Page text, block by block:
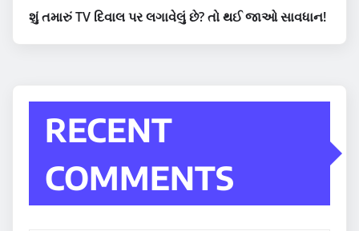
શું તમારું TV દિવાલ પર લગાવેલું છે? તો થઈ જાઓ સાવધાન!
RECENT
COMMENTS